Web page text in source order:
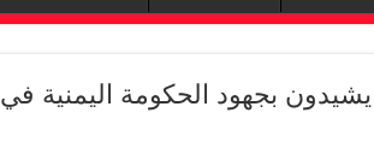
بجهود الحكومة اليمنية في